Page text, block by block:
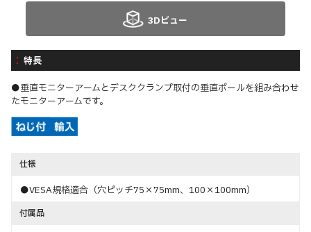
3Dビュー
特長
●垂直モニターアームとデスククランプ取付の垂直ポールを組み合わせ
たモニターアームです。
仕様
●VESA規格適合（穴ピッチ75×75mm、100×100mm）
付属品